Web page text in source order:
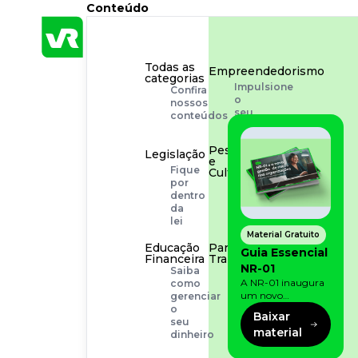
Conteúdo
Todas as
categorias
Confira
nossos
conteúdos
Empreendedorismo
Impulsione
o
seu
negócio
Legislação
Fique
por
dentro
da
lei
Pessoas
e
Cultura
Aprimore
cultura
organizacional
Educação
Financeira
Saiba
como
gerenciar
o
seu
dinheiro
Para o
Trabalhador
Tudo
para
facilitar
rotina
Material Gratuito
Guia Essencial
NR-01
A NR-01 inaugura
um novo
momento na
prevenção de riscos:
agora, além dos
fatores físicos e
Baixar
material